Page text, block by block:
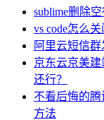
sublime删除
vs code怎么关
阿里云短信
京东云京美
还行？
不看后悔的
方法